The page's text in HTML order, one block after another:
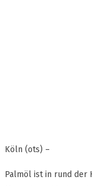
Köln (ots) –
Palmöl ist in rund